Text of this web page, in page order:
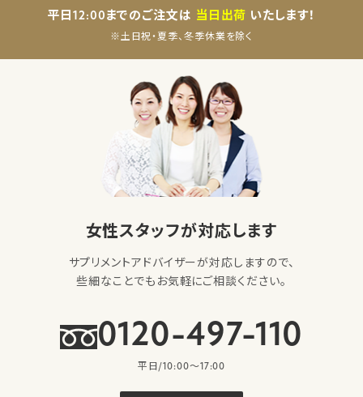
平日12:00までのご注文は 当日出荷 いたします！
※土日祝・夏季、冬季休業を除く
女性スタッフが対応します
サプリメントアドバイザーが対応しますので、
些細なことでもお気軽にご相談ください。
0120-497-110
平日/10:00〜17:00